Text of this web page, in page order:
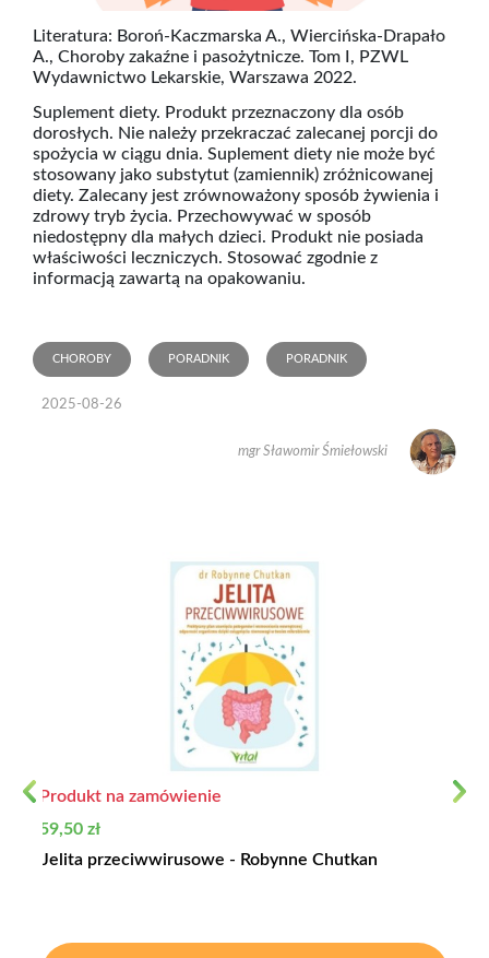
Literatura: Boroń-Kaczmarska A., Wiercińska-Drapało
A., Choroby zakaźne i pasożytnicze. Tom I, PZWL
Wydawnictwo Lekarskie, Warszawa 2022.
Suplement diety. Produkt przeznaczony dla osób
dorosłych. Nie należy przekraczać zalecanej porcji do
spożycia w ciągu dnia. Suplement diety nie może być
stosowany jako substytut (zamiennik) zróżnicowanej
diety. Zalecany jest zrównoważony sposób żywienia i
zdrowy tryb życia. Przechowywać w sposób
niedostępny dla małych dzieci. Produkt nie posiada
właściwości leczniczych. Stosować zgodnie z
informacją zawartą na opakowaniu.
CHOROBY PORADNIK PORADNIK
2025-08-26
mgr Sławomir Śmiełowski
Produkt na zamówienie
Cena
59,50 zł
Jelita przeciwwirusowe - Robynne Chutkan